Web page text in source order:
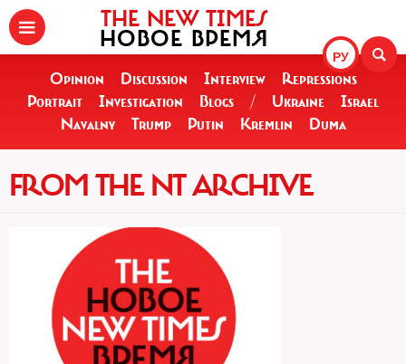
РУ
THE NEW TIMES
НОВОЕ ВРЕМЯ
Opinion Discussion Interview
Repressions
Portrait
Investigation Blogs / Ukraine
Israel
Navalny
Trump Putin Kremlin Duma
FROM THE NT ARCHIVE